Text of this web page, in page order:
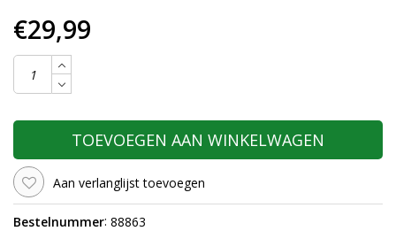
€29,99
TOEVOEGEN AAN WINKELWAGEN
Aan verlanglijst toevoegen
Bestelnummer: 88863